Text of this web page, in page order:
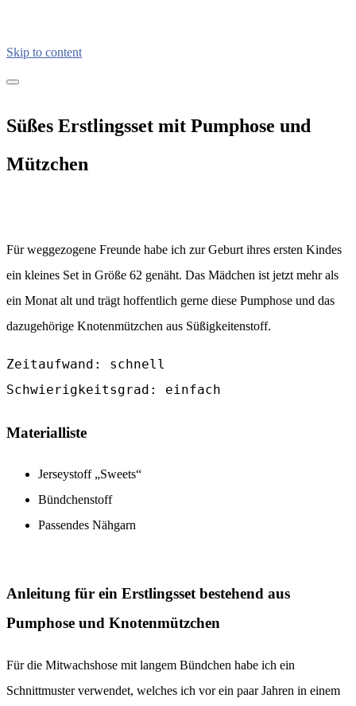
Skip to content
Süßes Erstlingsset mit Pumphose und
Mützchen
Für weggezogene Freunde habe ich zur Geburt ihres ersten Kindes
ein kleines Set in Größe 62 genäht. Das Mädchen ist jetzt mehr als
ein Monat alt und trägt hoffentlich gerne diese Pumphose und das
dazugehörige Knotenmützchen aus Süßigkeitenstoff.
Zeitaufwand: schnell
Schwierigkeitsgrad: einfach
Materialliste
Jerseystoff „Sweets“
Bündchenstoff
Passendes Nähgarn
Anleitung für ein Erstlingsset bestehend aus
Pumphose und Knotenmützchen
Für die Mitwachshose mit langem Bündchen habe ich ein
Schnittmuster verwendet, welches ich vor ein paar Jahren in einem